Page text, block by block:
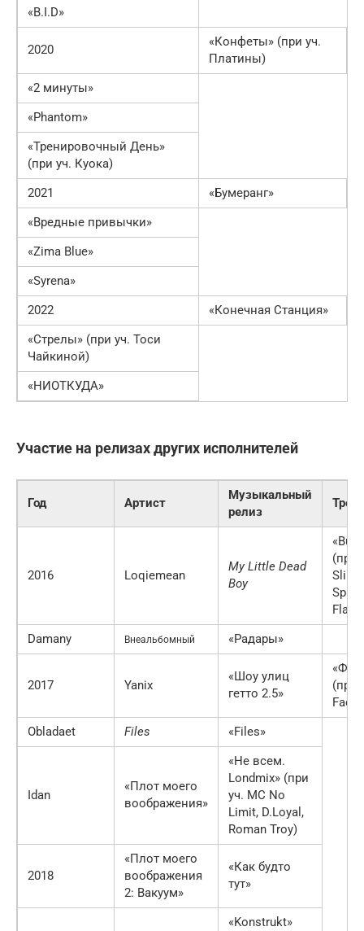
«B.I.D»
2020
«Конфеты» (при уч.
Платины)
«2 минуты»
«Phantom»
«Тренировочный День»
(при уч. Куока)
2021
«Бумеранг»
«Вредные привычки»
«Zima Blue»
«Syrena»
2022
«Конечная Станция»
«Стрелы» (при уч. Тоси
Чайкиной)
«НИОТКУДА»
Участие на релизах других исполнителей
Год Артист
Музыкальный
релиз
Трек
2016 Loqiemean
My Little Dead
Boy
(при
Spi,
Flava)
Damany
Внеальбомный «Радары»
2017 Yanix
«Шоу улиц
гетто 2.5»
(при
Face)
Obladaet
Files «Files»
Idan
«Плот моего
воображения»
«Не всем.
Londmix» (при
уч. MC No
Limit, D.Loyal,
Roman Troy)
2018
«Плот моего
воображения
2: Вакуум»
«Как будто
тут»
«Konstrukt»